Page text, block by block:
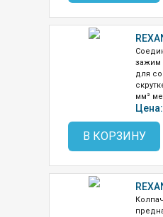
зажим
для
мм²
В КОРЗИНУ